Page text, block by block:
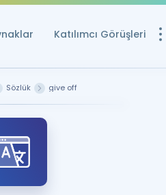
Katılımcı Görüşleri
Sözlük give off